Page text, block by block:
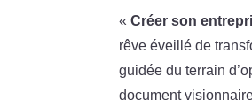
«Créer son
rêve éveillé de
guidée du terrain
document